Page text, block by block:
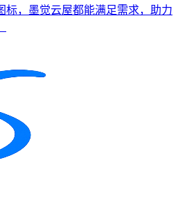
标，墨觉云屋都能满足需求，助力